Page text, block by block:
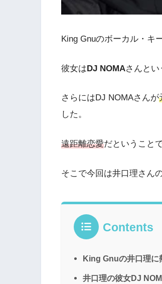
King Gnuのボーカル・キ
彼女はDJ NOMAさんとい
さらにはDJ NOMAさんが
した。
遠距離恋愛だということ
そこで今回は井口理さん
Contents
King Gnuの井口理に
井口理の彼女DJ